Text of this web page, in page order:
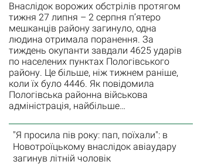
Внаслідок ворожих обстрілів протягом
тижня 27 липня – 2 серпня п’ятеро
мешканців району загинуло, одна
людина отримала поранення. За
тиждень окупанти завдали 4625 ударів
по населених пунктах Пологівського
району. Це більше, ніж тижнем раніше,
коли їх було 4446. Як повідомила
Пологівська районна військова
адміністрація, найбільше…
"Я просила пів року: пап, поїхали": в
Новотроїцькому внаслідок авіаудару
загинув літній чоловік